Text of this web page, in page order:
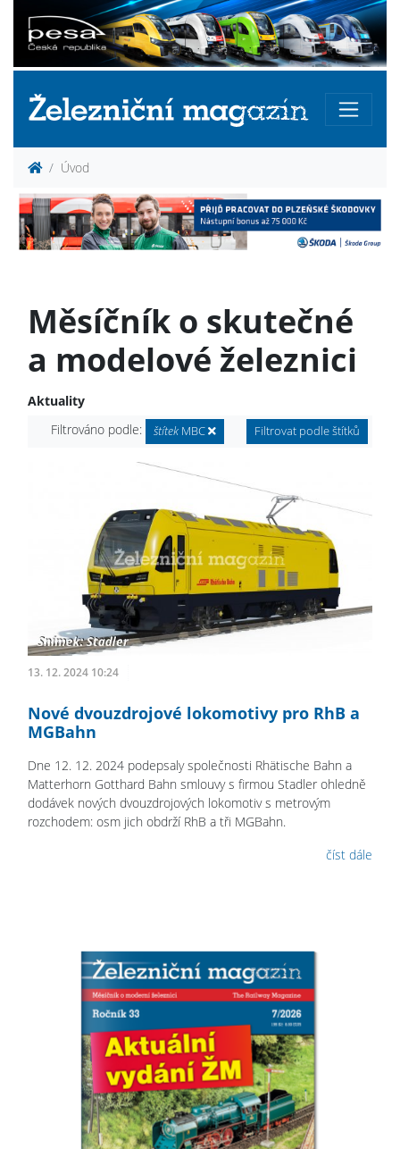
Úvod
Měsíčník o skutečné
a modelové železnici
Aktuality
Filtrováno podle:
štítek MBC Filtrovat podle štítků
13. 12. 2024 10:24
Nové dvouzdrojové lokomotivy pro RhB a
MGBahn
Dne 12. 12. 2024 podepsaly společnosti Rhätische Bahn a
Matterhorn Gotthard Bahn smlouvy s firmou Stadler ohledně
dodávek nových dvouzdrojových lokomotiv s metrovým
rozchodem: osm jich obdrží RhB a tři MGBahn.
číst dále